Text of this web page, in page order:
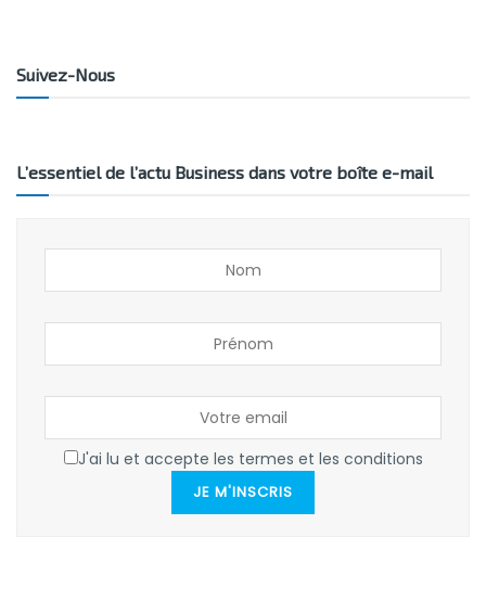
Suivez-Nous
L’essentiel de l’actu Business dans votre boîte e-mail
J'ai lu et accepte les termes et les conditions
JE M'INSCRIS